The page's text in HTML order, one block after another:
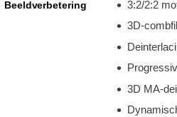
Beeldverbetering
3:2/2:2
3D-
3D MA-